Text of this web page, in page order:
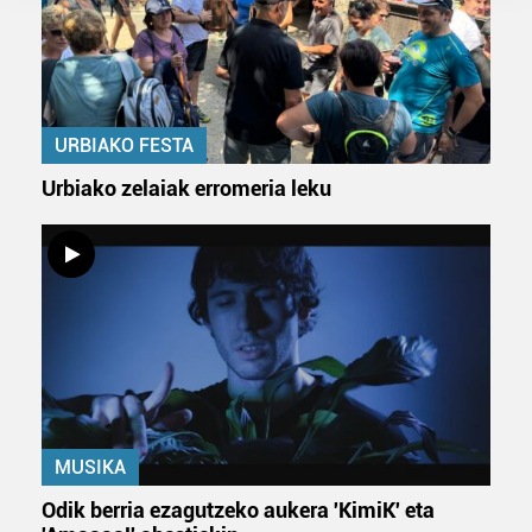
prozesatzen ditugu, zure IP zenbakia, besteak beste,
teknologia erabiliz, cookieak adibidez, iragarki eta eduki
pertsonalizatuak eskaintzeko, iragarkiak eta edukia
neurtzeko, jendeari buruzko informazioa biltzeko eta
produktuak garatzeko. Zure datuak nork eta zertarako
erabiltzen dituen hauta dezakezu.
Bazkide batzuek ez dizute baimenik eskatzen, eta beren
interes komertzial legitimoetan babesten dira. Ikusi gure
bazkideen zerrenda, beren ustez zein helburutarako
duten interes legitimoa eta horren aurka nola egin
Lortu zure datu pertsonalak prozesatzeko moduari
buruzko informazio gehiago eta ezarri zure lehentasunak
datuen atalean. Edozein unetan alda edo ken dezakezu
zure baimena Cookieen adierazpenean.
URBIAKO FESTA
Urbiako zelaiak erromeria leku
MUSIKA
Odik berria ezagutzeko aukera 'KimiK' eta